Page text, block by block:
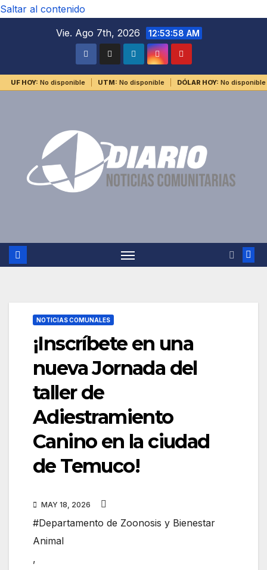
Saltar al contenido
Vie. Ago 7th, 2026
12:53:58 AM
UF HOY: No disponible UTM: No disponible DÓLAR HOY: No disponible
NOTICIAS COMUNALES
¡Inscríbete en una
nueva Jornada del
taller de
Adiestramiento
Canino en la ciudad
de Temuco!
MAY 18, 2026
#Departamento de Zoonosis y Bienestar
Animal
,